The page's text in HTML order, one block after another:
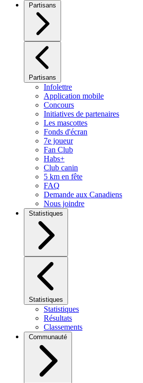
Partisans
Partisans
Infolettre
Application mobile
Concours
Initiatives de partenaires
Les mascottes
Fonds d'écran
7e joueur
Fan Club
Habs+
Club canin
5 km en fête
FAQ
Demande aux Canadiens
Nous joindre
Statistiques
Statistiques
Statistiques
Résultats
Classements
Communauté